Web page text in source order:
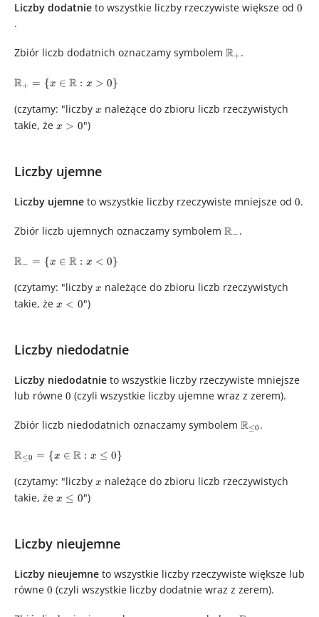
Liczby dodatnie to wszystkie liczby rzeczywiste większe od 0
0
.
Zbiór liczb dodatnich oznaczamy symbolem \mathbb{R}_+
R+ .
\mathbb{R}_+ =
{x\in\mathbb{R}:
x > 0\right\}
R+ = {x ∈ R : x > 0}
(czytamy: "liczby x
x należące do zbioru liczb rzeczywistych
takie, że x
x > 0")
Liczby ujemne
Liczby ujemne to wszystkie liczby rzeczywiste mniejsze od 0
0.
Zbiór liczb ujemnych oznaczamy symbolem \mathbb{R}_-
R− .
\mathbb{R}_- =
{x\in\mathbb{R}:
x < 0\right\}
R− = {x ∈ R : x < 0}
(czytamy: "liczby x
x należące do zbioru liczb rzeczywistych
takie, że x
x < 0")
Liczby niedodatnie
Liczby niedodatnie to wszystkie liczby rzeczywiste mniejsze
lub równe 0
0 (czyli wszystkie liczby ujemne wraz z zerem).
Zbiór liczb niedodatnich oznaczamy symbolem
0}
R≤0 .
\mathbb{R}_{\le
0} = \left\
{x\in\mathbb{R}:
x \le 0\right\}
R≤0 = {x ∈ R : x ≤ 0}
(czytamy: "liczby x
x należące do zbioru liczb rzeczywistych
takie, że x\le
x ≤ 0")
Liczby nieujemne
Liczby nieujemne to wszystkie liczby rzeczywiste większe lub
równe 0
0 (czyli wszystkie liczby dodatnie wraz z zerem).